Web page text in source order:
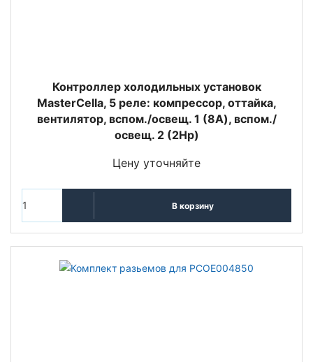
Контроллер холодильных установок
MasterCella, 5 реле: компрессор, оттайка,
вентилятор, вспом./освещ. 1 (8A), вспом./
освещ. 2 (2Hp)
Цену уточняйте
В корзину